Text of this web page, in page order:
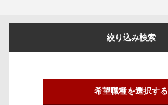
絞り込み検索
希望職種を選択する